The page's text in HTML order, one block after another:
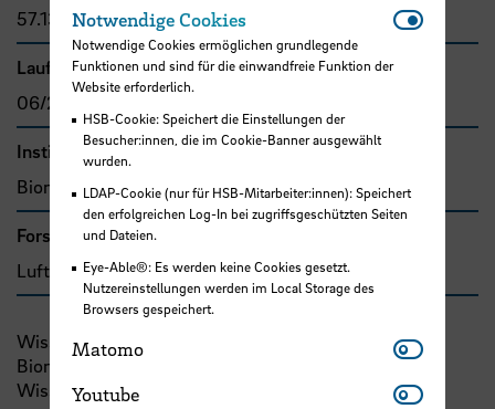
57.134,00 €
Laufzeit
06/2019 - 06/2019
Institut
Bionik-Innovations-Centrum Bremen
Forschungs- und Transfercluster
Luft- und Raumfahrt
Wissenschaftlicher Austausch im Forschungsbereich
Bionik zwischen chinesischen und deutschen
Wissenschaftlern und Wissenschaftlerinnen
Notwendige Cookies
Notwendige Cookies ermöglichen grundlegende
Funktionen und sind für die einwandfreie Funktion der
Website erforderlich.
HSB-Cookie: Speichert die Einstellungen der
Besucher:innen, die im Cookie-Banner ausgewählt
wurden.
LDAP-Cookie (nur für HSB-Mitarbeiter:innen): Speichert
den erfolgreichen Log-In bei zugriffsgeschützten Seiten
und Dateien.
Eye-Able®: Es werden keine Cookies gesetzt.
Nutzereinstellungen werden im Local Storage des
Browsers gespeichert.
Matomo Matomo
Youtube Youtube